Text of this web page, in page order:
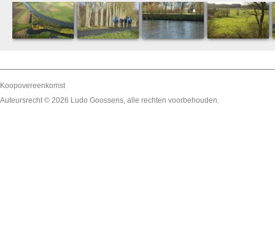
Koopovereenkomst
Auteursrecht © 2026 Ludo Goossens, alle rechten voorbehouden.